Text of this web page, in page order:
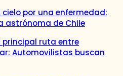
cielo por una enfermedad:
astrónoma de Chile
principal ruta entre
Automovilistas buscan